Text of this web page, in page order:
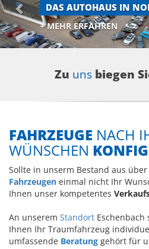
DAS AUTOHAUS IN
+ MEHR ERFAHREN
Zu unsbiegen
FAHRZEUGE NACH
WÜNSCHEN
Sollte in unserm Bestand aus
Fahrzeugen einmal nicht Ihr
Ihnen unser kompetentes
An unserem Standort
Ihnen Ihr Traumfahrzeug
umfassende Beratung gehört für